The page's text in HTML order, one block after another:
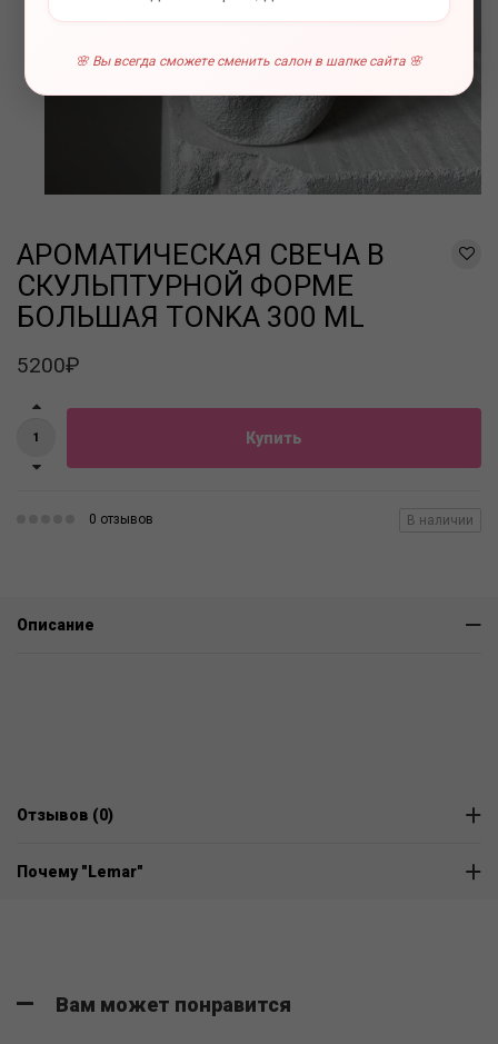
🌸 Вы всегда сможете сменить салон в шапке сайта 🌸
АРОМАТИЧЕСКАЯ СВЕЧА В
СКУЛЬПТУРНОЙ ФОРМЕ
БОЛЬШАЯ TONKA 300 ML
5200₽
Купить
0 отзывов В наличии
Описание
Отзывов (0)
Почему "Lemar"
Вам может понравится